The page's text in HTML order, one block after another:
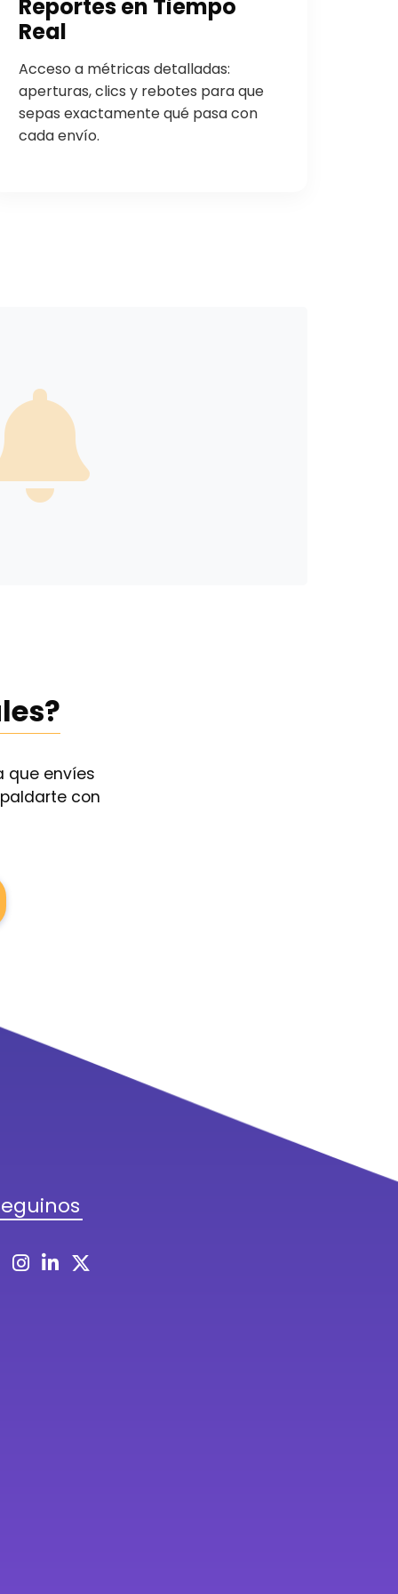
Reportes en Tiempo
Real
Acceso a métricas detalladas:
aperturas, clics y rebotes para que
sepas exactamente qué pasa con
cada envío.
que envíes
con